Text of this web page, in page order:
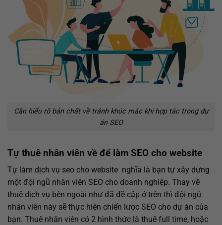
Cần hiểu rõ bản chất về tránh khúc mắc khi hợp tác trong dự
án SEO
Tự thuê nhân viên về để làm SEO cho website
Tự làm dịch vụ seo cho website nghĩa là bạn tự xây dựng
một đội ngũ nhân viên SEO cho doanh nghiệp. Thay về
thuê dịch vụ bên ngoài như đã đề cập ở trên thì đội ngũ
nhân viên này sẽ thực hiện chiến lược SEO cho dự án của
bạn. Thuê nhân viên có 2 hình thức là thuê full time, hoặc